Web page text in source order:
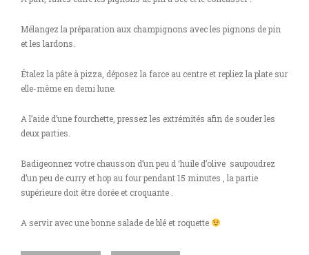
Mélangez la préparation aux champignons avec les pignons de pin
et les lardons.
Étalez la pâte à pizza, déposez la farce au centre et repliez la plate sur
elle-même en demi lune.
A l’aide d’une fourchette, pressez les extrémités afin de souder les
deux parties.
Badigeonnez votre chausson d’un peu d ‘huile d’olive saupoudrez
d’un peu de curry et hop au four pendant 15 minutes , la partie
supérieure doit être dorée et croquante .
A servir avec une bonne salade de blé et roquette